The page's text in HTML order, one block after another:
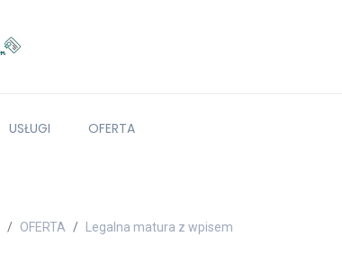
USŁUGI OFERTA
OFERTA Legalna matura z wpisem